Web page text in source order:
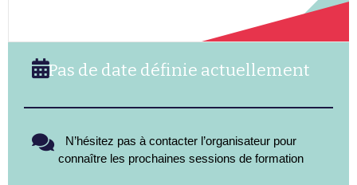
Pas de date définie actuellement
N’hésitez pas à contacter l’organisateur pour
connaître les prochaines sessions de formation